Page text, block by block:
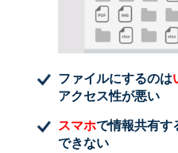
ファイルにするのは
アクセス性が悪い
スマホで情報共有す
できない